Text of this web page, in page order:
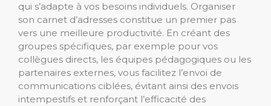
qui s’adapte à vos besoins individuels. Organiser
son carnet d’adresses constitue un premier pas
vers une meilleure productivité. En créant des
groupes spécifiques, par exemple pour vos
collègues directs, les équipes pédagogiques ou les
partenaires externes, vous facilitez l’envoi de
communications ciblées, évitant ainsi des envois
intempestifs et renforçant l’efficacité des